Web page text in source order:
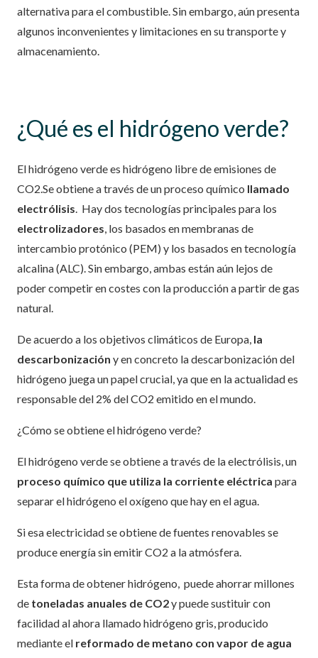
alternativa para el combustible. Sin embargo, aún presenta
algunos inconvenientes y limitaciones en su transporte y
almacenamiento.
¿Qué es el hidrógeno verde?
El hidrógeno verde es hidrógeno libre de emisiones de
CO2.Se obtiene a través de un proceso químico llamado
electrólisis. Hay dos tecnologías principales para los
electrolizadores, los basados en membranas de
intercambio protónico (PEM) y los basados en tecnología
alcalina (ALC). Sin embargo, ambas están aún lejos de
poder competir en costes con la producción a partir de gas
natural.
De acuerdo a los objetivos climáticos de Europa, la
descarbonización y en concreto la descarbonización del
hidrógeno juega un papel crucial, ya que en la actualidad es
responsable del 2% del CO2 emitido en el mundo.
¿Cómo se obtiene el hidrógeno verde?
El hidrógeno verde se obtiene a través de la electrólisis, un
proceso químico que utiliza la corriente eléctrica para
separar el hidrógeno el oxígeno que hay en el agua.
Si esa electricidad se obtiene de fuentes renovables se
produce energía sin emitir CO2 a la atmósfera.
Esta forma de obtener hidrógeno, puede ahorrar millones
de toneladas anuales de CO2y puede sustituir con
facilidad al ahora llamado hidrógeno gris, producido
mediante el reformado de metano con vapor de agua